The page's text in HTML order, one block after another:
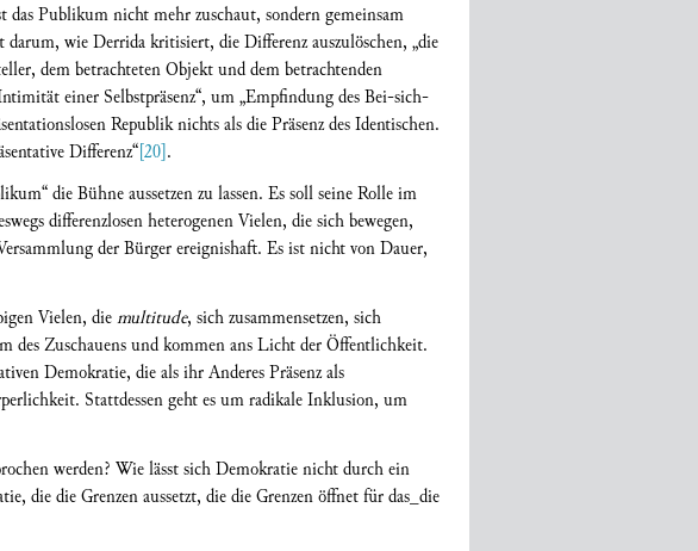
das Publikum nicht mehr zuschaut, sondern gemeinsam
darum, wie Derrida kritisiert, die Differenz auszulöschen, „die
dem betrachteten Objekt und dem betrachtenden
einer Selbstpräsenz“, um „Empfindung des Bei-sich-
Republik nichts als die Präsenz des Identischen.
Differenz“[20].
die Bühne aussetzen zu lassen. Es soll seine Rolle im
differenzlosen heterogenen Vielen, die sich bewegen,
der Bürger ereignishaft. Es ist nicht von Dauer,
Vielen, diemultitude, sich zusammensetzen, sich
des Zuschauens und kommen ans Licht der Öffentlichkeit.
Demokratie, die als ihr Anderes Präsenz als
Stattdessen geht es um radikale Inklusion, um
werden? Wie lässt sich Demokratie nicht durch ein
die die Grenzen aussetzt, die die Grenzen öffnet für das_die